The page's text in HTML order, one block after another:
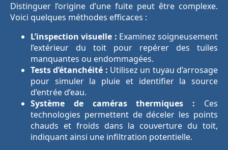
Distinguer l’origine d’une fuite peut être complexe.
Voici quelques méthodes efficaces :
L’inspection visuelle : Examinez soigneusement
l’extérieur du toit pour repérer des tuiles
manquantes ou endommagées.
Tests d’étanchéité : Utilisez un tuyau d’arrosage
pour simuler la pluie et identifier la source
d’entrée d’eau.
Système de caméras thermiques : Ces
technologies permettent de déceler les points
chauds et froids dans la couverture du toit,
indiquant ainsi une infiltration potentielle.